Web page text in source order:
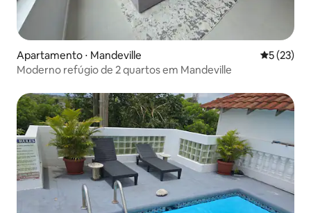
Apartamento ⋅ Mandeville 5 de uma
5 (23)
Moderno refúgio de 2 quartos em Mandeville